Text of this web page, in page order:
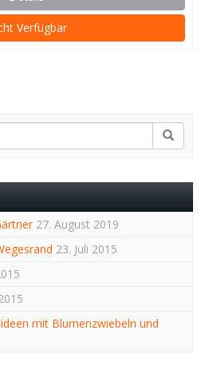
Verfügbar
27. August 2019
23. Juli 2015
mit Blumenzwiebeln und